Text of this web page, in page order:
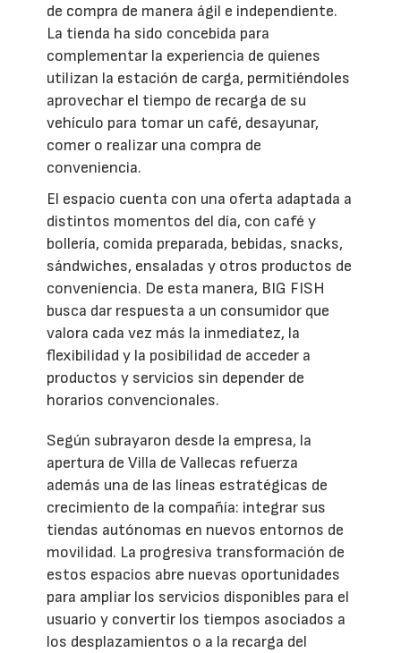
de compra de manera ágil e independiente.
La tienda ha sido concebida para
complementar la experiencia de quienes
utilizan la estación de carga, permitiéndoles
aprovechar el tiempo de recarga de su
vehículo para tomar un café, desayunar,
comer o realizar una compra de
conveniencia.
El espacio cuenta con una oferta adaptada a
distintos momentos del día, con café y
bollería, comida preparada, bebidas, snacks,
sándwiches, ensaladas y otros productos de
conveniencia. De esta manera, BIG FISH
busca dar respuesta a un consumidor que
valora cada vez más la inmediatez, la
flexibilidad y la posibilidad de acceder a
productos y servicios sin depender de
horarios convencionales.
Según subrayaron desde la empresa, la
apertura de Villa de Vallecas refuerza
además una de las líneas estratégicas de
crecimiento de la compañía: integrar sus
tiendas autónomas en nuevos entornos de
movilidad. La progresiva transformación de
estos espacios abre nuevas oportunidades
para ampliar los servicios disponibles para el
usuario y convertir los tiempos asociados a
los desplazamientos o a la recarga del